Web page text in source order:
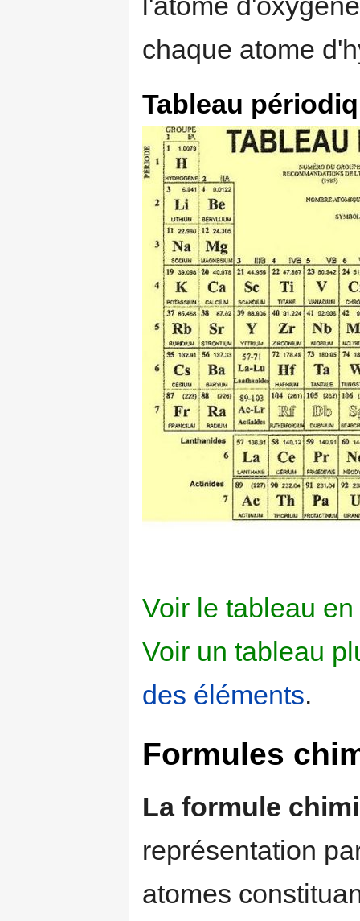
chaque atome
Tableau
Voir le tableau
Voir un tableau
des éléments.
Formules
La formule
représentation
atomes